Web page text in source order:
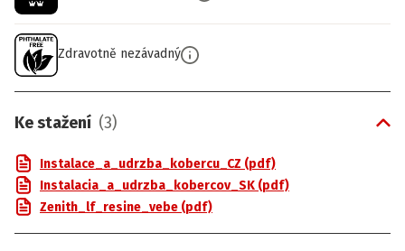
Zdravotně nezávadný
Ke stažení (3)
Instalace_a_udrzba_kobercu_CZ (pdf)
Instalacia_a_udrzba_kobercov_SK (pdf)
Zenith_lf_resine_vebe (pdf)